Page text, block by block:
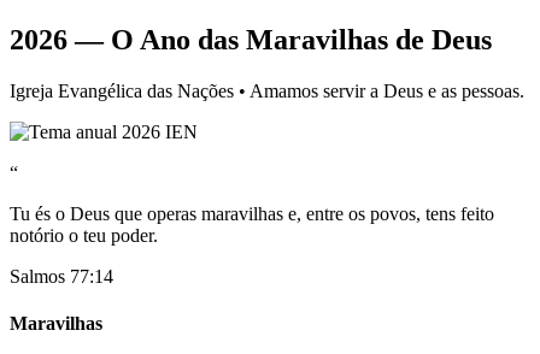
2026 — O Ano das Maravilhas de Deus
Igreja Evangélica das Nações • Amamos servir a Deus e as pessoas.
“
Tu és o Deus que operas maravilhas e, entre os povos, tens feito
notório o teu poder.
Salmos 77:14
Maravilhas